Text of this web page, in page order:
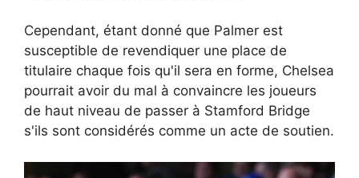
Cependant, étant donné que Palmer est
susceptible de revendiquer une place de
titulaire chaque fois qu'il sera en forme, Chelsea
pourrait avoir du mal à convaincre les joueurs
de haut niveau de passer à Stamford Bridge
s'ils sont considérés comme un acte de soutien.